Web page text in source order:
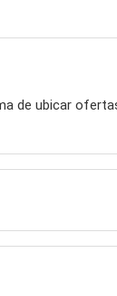
de ubicar